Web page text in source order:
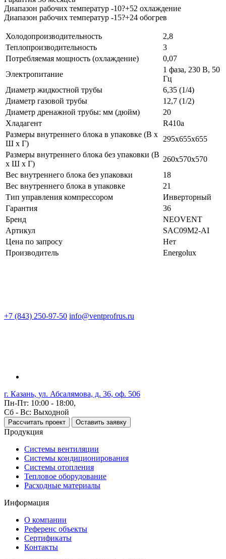
Диапазон рабочих температур -10?+52 охлаждение
Диапазон рабочих температур -15?+24 обогрев
Холодопроизводительность
2,8
Теплопроизводительность
3
Потребляемая мощность (охлаждение)
0,07
Электропитание
1 фаза, 230 В, 50
Гц
Диаметр жидкостной трубы
6,35 (1/4)
Диаметр газовой трубы
12,7 (1/2)
Диаметр дренажной трубы: мм (дюйм)
20
Хладагент
R410a
Размеры внутреннего блока в упаковке (В х
Ш х Г)
295х655х655
Размеры внутреннего блока без упаковки (В
х Ш х Г)
260х570х570
Вес внутреннего блока без упаковки
18
Вес внутреннего блока в упаковке
21
Тип управления компрессором
Инверторный
Гарантия
36
Бренд
NEOVENT
Артикул
SAC09M2-AI
Цена по запросу
Нет
Производитель
Energolux
+7 (843) 250-97-50 info@ventprofrus.ru
г. Казань, ул. Абсалямова, д. 36, оф. 506
Пн-Пт: 10:00 - 18:00,
Сб - Вс: Выходной
Рассчитать проект Оставить заявку
Продукция
Системы вентиляции
Системы кондиционирования
Системы отопления
Тепловое оборудование
Расходные материалы
Информация
О компании
Референс объекты
Сертификаты
Контакты